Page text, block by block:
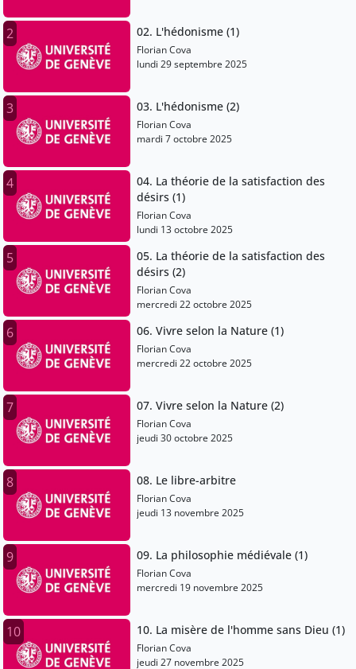
2 02. L'hédonisme (1)
Florian Cova
lundi 29 septembre 2025
3 03. L'hédonisme (2)
Florian Cova
mardi 7 octobre 2025
4
04. La théorie de la satisfaction des
désirs (1)
Florian Cova
lundi 13 octobre 2025
5
05. La théorie de la satisfaction des
désirs (2)
Florian Cova
mercredi 22 octobre 2025
6 06. Vivre selon la Nature (1)
Florian Cova
mercredi 22 octobre 2025
7 07. Vivre selon la Nature (2)
Florian Cova
jeudi 30 octobre 2025
8 08. Le libre-arbitre
Florian Cova
jeudi 13 novembre 2025
9 09. La philosophie médiévale (1)
Florian Cova
mercredi 19 novembre 2025
10 10. La misère de l'homme sans Dieu (1)
Florian Cova
jeudi 27 novembre 2025